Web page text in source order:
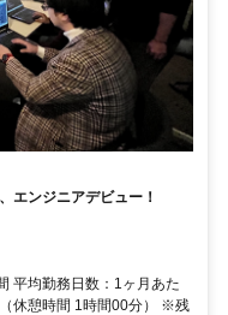
エンジニアデビュー！
平均勤務日数：1ヶ月あた
休憩時間 1時間00分） ※残